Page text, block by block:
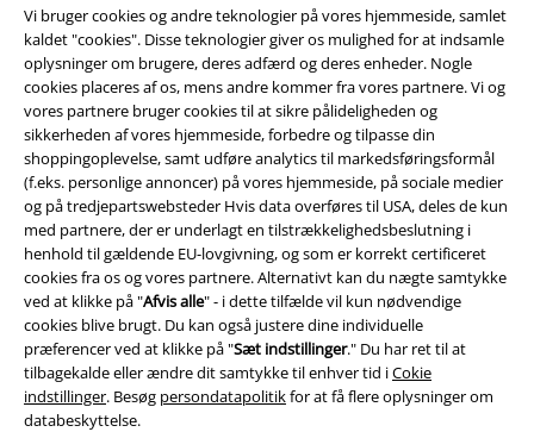
Vi bruger cookies og andre teknologier på vores hjemmeside, samlet
kaldet "cookies". Disse teknologier giver os mulighed for at indsamle
oplysninger om brugere, deres adfærd og deres enheder. Nogle
cookies placeres af os, mens andre kommer fra vores partnere. Vi og
vores partnere bruger cookies til at sikre pålideligheden og
sikkerheden af ​​vores hjemmeside, forbedre og tilpasse din
shoppingoplevelse, samt udføre analytics til markedsføringsformål
(f.eks. personlige annoncer) på vores hjemmeside, på sociale medier
og på tredjepartswebsteder Hvis data overføres til USA, deles de kun
med partnere, der er underlagt en tilstrækkelighedsbeslutning i
henhold til gældende EU-lovgivning, og som er korrekt certificeret
cookies fra os og vores partnere. Alternativt kan du nægte samtykke
ved at klikke på "Afvis alle" - i dette tilfælde vil kun nødvendige
cookies blive brugt. Du kan også justere dine individuelle
præferencer ved at klikke på "Sæt indstillinger." Du har ret til at
tilbagekalde eller ændre dit samtykke til enhver tid iCokie
indstillinger. Besøg persondatapolitikfor at få flere oplysninger om
databeskyttelse.
Juridisk
Salgs-, medlems- & leveringsbetingelser
Om EMP Danmark
Persondatapolitik